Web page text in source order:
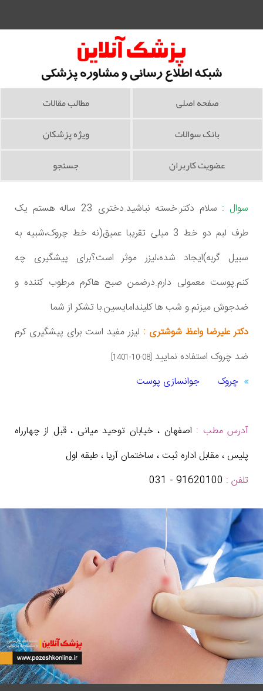
صفحه اصلی
مطالب مقالات
بانک سوالات
ویژه پزشکان
عضویت کاربران
جستجو
سوال :
سلام دکتر.خسته نباشید.دختری 23 ساله هستم یک
طرف لبم دو خط 3 میلی تقریبا عمیق(نه خط چروک،شبیه به
سبیل گربه)ایجاد شده،لیزر موثر است؟برای پیشگیری چه
کنم.پوست معمولی دارم.درضمن صبح هاکرم مرطوب کننده و
ضدجوش میزنم.و شب ها کلیندامایسین.با تشکر از شما
دکتر علیرضا واعظ شوشتری : لیزر مفید است برای پیشگیری کرم
ضد چروک استفاده نمایید [1401-10-08]
چروک جوانسازی پوست
آدرس مطب : اصفهان ، خیابان توحید میانی ، قبل از چهارراه
پلیس ، مقابل اداره ثبت ، ساختمان آریا ، طبقه اول
تلفن : 91620100 - 031